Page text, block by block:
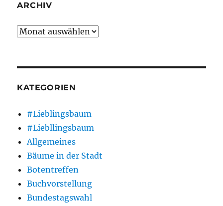
ARCHIV
Archiv
KATEGORIEN
#Lieblingsbaum
#Liebllingsbaum
Allgemeines
Bäume in der Stadt
Botentreffen
Buchvorstellung
Bundestagswahl